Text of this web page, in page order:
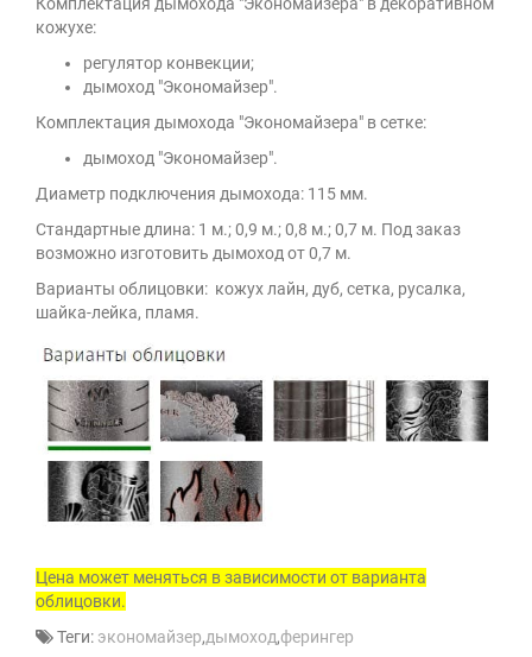
кожухе:
регулятор конвекции;
дымоход "Экономайзер".
Комплектация дымохода "Экономайзера" в сетке:
дымоход "Экономайзер".
Диаметр подключения дымохода: 115 мм.
Стандартные длина: 1 м.; 0,9 м.; 0,8 м.; 0,7 м. Под заказ
возможно изготовить дымоход от 0,7 м.
Варианты облицовки: кожух лайн, дуб, сетка, русалка,
шайка-лейка, пламя.
Цена может меняться в зависимости от варианта
облицовки.
Теги: экономайзер,дымоход,ферингер